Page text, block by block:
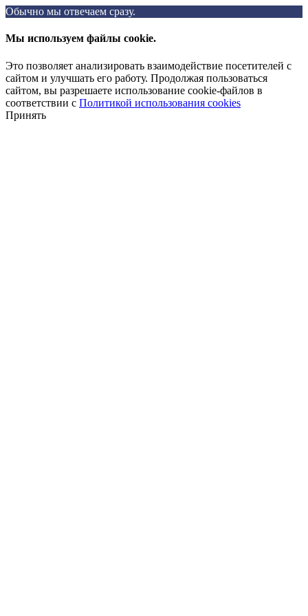
Обычно мы отвечаем сразу.
Мы используем файлы cookie.
Это позволяет анализировать взаимодействие посетителей с
сайтом и улучшать его работу. Продолжая пользоваться
сайтом, вы разрешаете использование cookie-файлов в
соответствии с Политикой использования cookies
Принять